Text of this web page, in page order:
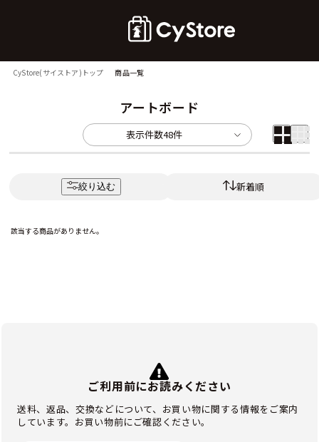
CyStore(サイストア)トップ 商品一覧
アートボード
表示件数48件
絞り込む 新着順
該当する商品がありません。
ご利用前にお読みください
送料、返品、交換などについて、お買い物に関する情報をご案内
しています。お買い物前にご確認ください。